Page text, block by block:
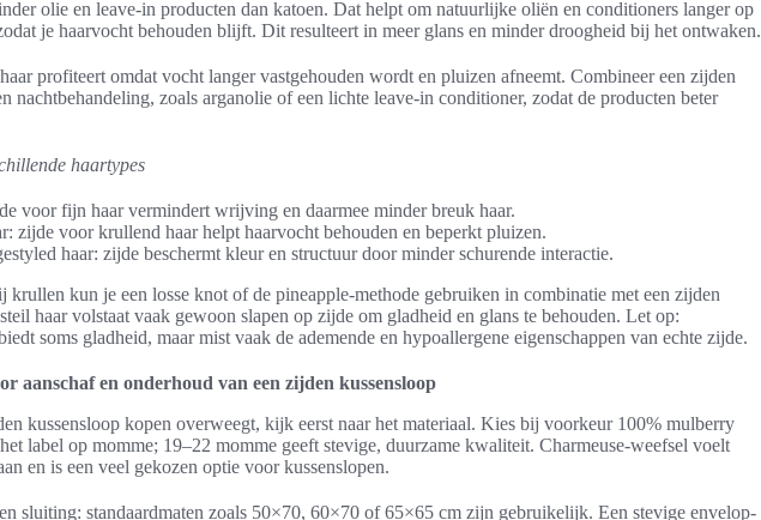
olie en leave-in producten dan katoen. Dat helpt om natuurlijke oliën en conditioners langer op
je haarvocht behouden blijft. Dit resulteert in meer glans en minder droogheid bij het ontwaken.
profiteert omdat vocht langer vastgehouden wordt en pluizen afneemt. Combineer een zijden
nachtbehandeling, zoals arganolie of een lichte leave-in conditioner, zodat de producten beter
haartypes
voor fijn haar vermindert wrijving en daarmee minder breuk haar.
zijde voor krullend haar helpt haarvocht behouden en beperkt pluizen.
haar: zijde beschermt kleur en structuur door minder schurende interactie.
krullen kun je een losse knot of de pineapple-methode gebruiken in combinatie met een zijden
haar volstaat vaak gewoon slapen op zijde om gladheid en glans te behouden. Let op:
soms gladheid, maar mist vaak de ademende en hypoallergene eigenschappen van echte zijde.
aanschaf en onderhoud van een zijden kussensloop
kussensloop kopen overweegt, kijk eerst naar het materiaal. Kies bij voorkeur 100% mulberry
label op momme; 19–22 momme geeft stevige, duurzame kwaliteit. Charmeuse-weefsel voelt
en is een veel gekozen optie voor kussenslopen.
sluiting: standaardmaten zoals 50×70, 60×70 of 65×65 cm zijn gebruikelijk. Een stevige envelop-